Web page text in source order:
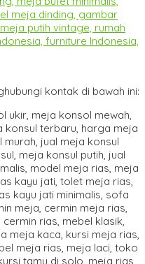
kontak di bawah ini: